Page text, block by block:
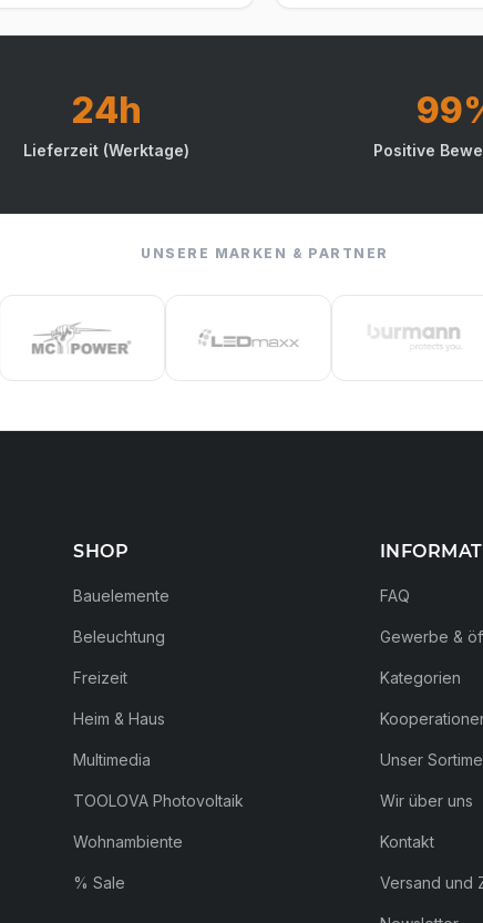
24h
Lieferzeit (Werktage) Positive
UNSERE MARKEN & PARTNER
SHOP
Bauelemente
Beleuchtung
Freizeit
Heim & Haus
Multimedia
TOOLOVA Photovoltaik
Wohnambiente
% Sale
FAQ
Gewerbe &
Kategorien
Unser
Wir über uns
Kontakt
Versand und